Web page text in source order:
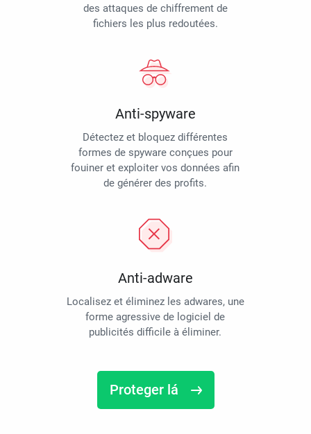
des attaques de chiffrement de
fichiers les plus redoutées.
Anti-spyware
Détectez et bloquez différentes
formes de spyware conçues pour
fouiner et exploiter vos données afin
de générer des profits.
Anti-adware
Localisez et éliminez les adwares, une
forme agressive de logiciel de
publicités difficile à éliminer.
Proteger lá